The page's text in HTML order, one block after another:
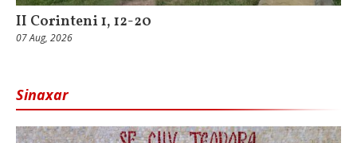
II Corinteni 1, 12-20
07 Aug, 2026
Sinaxar